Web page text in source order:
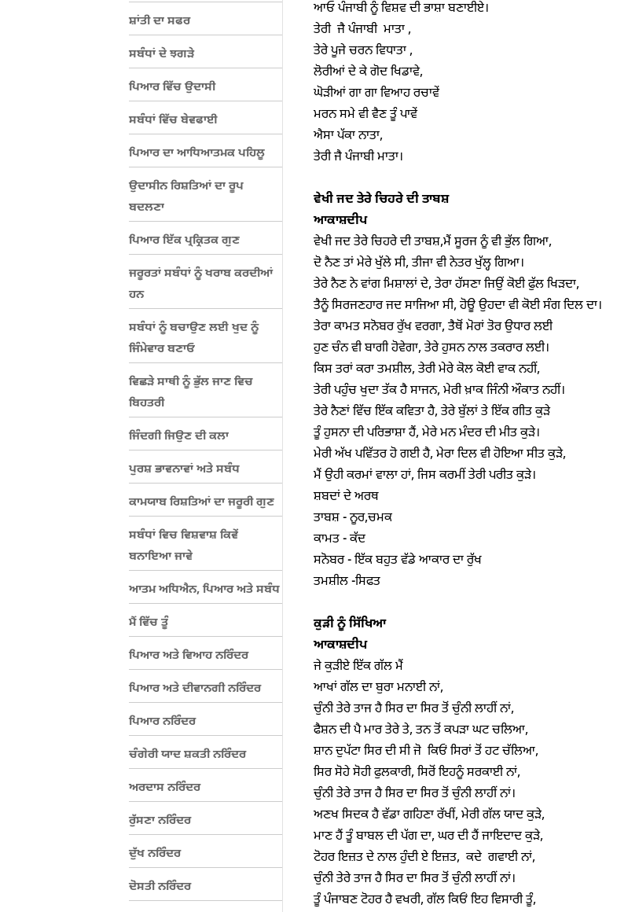
ਆਓ ਪੰਜਾਬੀ ਨੂੰ ਵਿਸ਼ਵ ਦੀ ਭਾਸ਼ਾ ਬਣਾਈਏ।
ਤੇਰੀ  ਜੈ ਪੰਜਾਬੀ  ਮਾਤਾ ,
ਤੇਰੇ ਪੂਜੇ ਚਰਨ ਵਿਧਾਤਾ ,
ਲੋਰੀਆਂ ਦੇ ਕੇ ਗੋਦ ਖਿਡਾਵੇ,
ਘੋੜੀਆਂ ਗਾ ਗਾ ਵਿਆਹ ਰਚਾਵੇਂ
ਮਰਨ ਸਮੇ ਵੀ ਵੈਣ ਤੂੰ ਪਾਵੇਂ
ਐਸਾ ਪੱਕਾ ਨਾਤਾ,
ਤੇਰੀ ਜੈ ਪੰਜਾਬੀ ਮਾਤਾ।
ਵੇਖੀ ਜਦ ਤੇਰੇ ਚਿਹਰੇ ਦੀ ਤਾਬਸ਼
ਆਕਾਸ਼ਦੀਪ
ਵੇਖੀ ਜਦ ਤੇਰੇ ਚਿਹਰੇ ਦੀ ਤਾਬਸ਼,ਮੈਂ ਸੂਰਜ ਨੂੰ ਵੀ ਭੁੱਲ ਗਿਆ,
ਦੋ ਨੈਣ ਤਾਂ ਮੇਰੇ ਖੁੱਲੇ ਸੀ, ਤੀਜਾ ਵੀ ਨੇਤਰ ਖੁੱਲ੍ਹ ਗਿਆ।
ਤੇਰੇ ਨੈਣ ਨੇ ਵਾਂਗ ਮਿਸ਼ਾਲਾਂ ਦੇ, ਤੇਰਾ ਹੱਸਣਾ ਜਿਉਂ ਕੋਈ ਫੁੱਲ ਖਿੜਦਾ,
ਤੈਨੂੰ ਸਿਰਜਣਹਾਰ ਜਦ ਸਾਜਿਆ ਸੀ, ਹੋਊ ਉਹਦਾ ਵੀ ਕੋਈ ਸੰਗ ਦਿਲ ਦਾ।
ਤੇਰਾ ਕਾਮਤ ਸਨੋਬਰ ਰੁੱਖ ਵਰਗਾ, ਤੈਥੋਂ ਮੋਰਾਂ ਤੋਰ ਉਧਾਰ ਲਈ
ਹੁਣ ਚੰਨ ਵੀ ਬਾਗੀ ਹੋਵੇਗਾ, ਤੇਰੇ ਹੁਸਨ ਨਾਲ ਤਕਰਾਰ ਲਈ।
ਕਿਸ ਤਰਾਂ ਕਰਾ ਤਮਸ਼ੀਲ, ਤੇਰੀ ਮੇਰੇ ਕੋਲ ਕੋਈ ਵਾਕ ਨਹੀਂ,
ਤੇਰੀ ਪਹੁੰਚ ਖੁਦਾ ਤੱਕ ਹੈ ਸਾਜਨ, ਮੇਰੀ ਖ਼ਾਕ ਜਿੰਨੀ ਔਕਾਤ ਨਹੀਂ।
ਤੇਰੇ ਨੈਣਾਂ ਵਿੱਚ ਇੱਕ ਕਵਿਤਾ ਹੈ, ਤੇਰੇ ਬੁੱਲਾਂ ਤੇ ਇੱਕ ਗੀਤ ਕੁੜੇ
ਤੂੰ ਹੁਸਨਾ ਦੀ ਪਰਿਭਾਸ਼ਾ ਹੈਂ, ਮੇਰੇ ਮਨ ਮੰਦਰ ਦੀ ਮੀਤ ਕੁੜੇ।
ਮੇਰੀ ਅੱਖ ਪਵਿੱਤਰ ਹੋ ਗਈ ਹੈ, ਮੇਰਾ ਦਿਲ ਵੀ ਹੋਇਆ ਸੀਤ ਕੁੜੇ,
ਮੈਂ ਉਹੀ ਕਰਮਾਂ ਵਾਲਾ ਹਾਂ, ਜਿਸ ਕਰਮੀਂ ਤੇਰੀ ਪਰੀਤ ਕੁੜੇ।
ਸ਼ਬਦਾਂ ਦੇ ਅਰਥ
ਤਾਬਸ਼ - ਨੂਰ,ਚਮਕ
ਕਾਮਤ - ਕੱਦ
ਸਨੋਬਰ - ਇੱਕ ਬਹੁਤ ਵੱਡੇ ਆਕਾਰ ਦਾ ਰੁੱਖ
ਤਮਸ਼ੀਲ -ਸਿਫਤ
ਕੁੜੀਨੂੰ ਸਿੱਖਿਆ
ਆਕਾਸ਼ਦੀਪ
ਜੇ ਕੁੜੀਏ ਇੱਕ ਗੱਲ ਮੈਂ
ਆਖਾਂ ਗੱਲ ਦਾ ਬੁਰਾ ਮਨਾਈ ਨਾਂ,
ਚੁੰਨੀ ਤੇਰੇ ਤਾਜ ਹੈ ਸਿਰ ਦਾ ਸਿਰ ਤੋਂ ਚੁੰਨੀ ਲਾਹੀਂ ਨਾਂ,
ਫੈਸ਼ਨ ਦੀ ਪੈ ਮਾਰ ਤੇਰੇ ਤੇ, ਤਨ ਤੋਂ ਕਪੜਾ ਘਟ ਚਲਿਆ,
ਸ਼ਾਨ ਦੁਪੱਟਾ ਸਿਰ ਦੀ ਸੀ ਜੋ  ਕਿਓਂ ਸਿਰਾਂ ਤੋਂ ਹਟ ਚੱਲਿਆ,
ਸਿਰ ਸੋਹੇ ਸੋਹੀ ਫੁਲਕਾਰੀ, ਸਿਰੋਂ ਇਹਨੂੰ ਸਰਕਾਈ ਨਾਂ,
ਚੁੰਨੀ ਤੇਰੇ ਤਾਜ ਹੈ ਸਿਰ ਦਾ ਸਿਰ ਤੋਂ ਚੁੰਨੀ ਲਾਹੀਂ ਨਾਂ।
ਅਣਖ ਸਿਦਕ ਹੈ ਵੱਡਾ ਗਹਿਣਾ ਰੱਖੀਂ, ਮੇਰੀ ਗੱਲ ਯਾਦ ਕੁੜੇ,
ਮਾਣ ਹੈਂ ਤੂੰ ਬਾਬਲ ਦੀ ਪੱਗ ਦਾ, ਘਰ ਦੀ ਹੈਂ ਜਾਇਦਾਦ ਕੁੜੇ,
ਟੋਹਰ ਇਜ਼ਤ ਦੇ ਨਾਲ ਹੁੰਦੀ ਏ ਇਜ਼ਤ,  ਕਦੇ  ਗਵਾਈ ਨਾਂ,
ਚੁੰਨੀ ਤੇਰੇ ਤਾਜ ਹੈ ਸਿਰ ਦਾ ਸਿਰ ਤੋਂ ਚੁੰਨੀ ਲਾਹੀਂ ਨਾਂ।
ਤੂੰ ਪੰਜਾਬਣ ਟੋਹਰ ਹੈ ਵਖਰੀ, ਗੱਲ ਕਿਓਂ ਇਹ ਵਿਸਾਰੀ ਤੂੰ,
ਸ਼ਾਂਤੀ ਦਾ ਸਫਰ
ਸਬੰਧਾਂ ਦੇ ਝਗੜੇ
ਪਿਆਰ ਵਿੱਚ ਉਦਾਸੀ
ਸਬੰਧਾਂ ਵਿੱਚ ਬੇਵਫਾਈ
ਪਿਆਰ ਦਾ ਆਧਿਆਤਮਕ ਪਹਿਲੂ
ਉਦਾਸੀਨ ਰਿਸ਼ਤਿਆਂ ਦਾ ਰੂਪ
ਬਦਲਣਾ
ਪਿਆਰ ਇੱਕ ਪ੍ਰਕ੍ਰਿਤਕ ਗੁਣ
ਜਰੂਰਤਾਂ ਸਬੰਧਾਂ ਨੂੰ ਖਰਾਬ ਕਰਦੀਆਂ
ਹਨ
ਸਬੰਧਾਂ ਨੂੰ ਬਚਾਉਣ ਲਈ ਖੁਦ ਨੂੰ
ਜਿੰਮੇਵਾਰ ਬਣਾਓ
ਵਿਛੜੇ ਸਾਥੀ ਨੂੰ ਭੁੱਲ ਜਾਣ ਵਿਚ
ਬਿਹਤਰੀ
ਜਿੰਦਗੀ ਜਿਉਣ ਦੀ ਕਲਾ
ਪੁਰਸ਼ ਭਾਵਨਾਵਾਂ ਅਤੇ ਸਬੰਧ
ਕਾਮਯਾਬ ਰਿਸ਼ਤਿਆਂ ਦਾ ਜਰੂਰੀ ਗੁਣ
ਸਬੰਧਾਂ ਵਿਚ ਵਿਸ਼ਵਾਸ਼ ਕਿਵੇਂ
ਬਨਾਇਆ ਜਾਵੇ
ਆਤਮ ਅਧਿਐਨ, ਪਿਆਰ ਅਤੇ ਸਬੰਧ
ਮੈਂ ਵਿੱਚ ਤੂੰ
ਪਿਆਰ ਅਤੇ ਵਿਆਹ ਨਰਿੰਦਰ
ਪਿਆਰ ਅਤੇ ਦੀਵਾਨਗੀ ਨਰਿੰਦਰ
ਪਿਆਰ ਨਰਿੰਦਰ
ਚੰਗੇਰੀ ਯਾਦ ਸ਼ਕਤੀ ਨਰਿੰਦਰ
ਅਰਦਾਸ ਨਰਿੰਦਰ
ਰੁੱਸਣਾ ਨਰਿੰਦਰ
ਦੁੱਖ ਨਰਿੰਦਰ
ਦੋਸਤੀ ਨਰਿੰਦਰ